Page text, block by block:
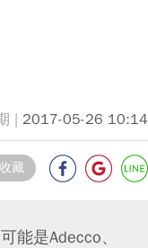
2017-05-26 10:14
藏
能是Adecco、